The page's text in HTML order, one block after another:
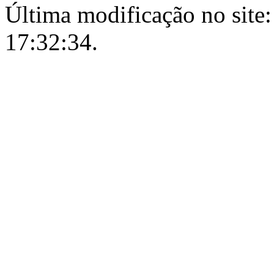
Última modificação no
17:32:34.